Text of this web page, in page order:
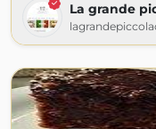
La grande